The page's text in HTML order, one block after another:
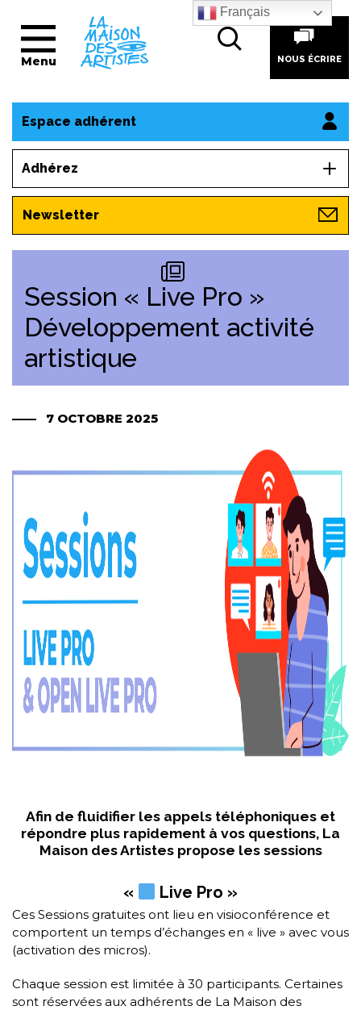
Menu NOUS ÉCRIRE
Espace adhérent
Adhérez
Newsletter
Session « Live Pro »
Développement activité
artistique
7 OCTOBRE 2025
Afin de fluidifier les appels téléphoniques et
répondre plus rapidement à vos questions, La
Maison des Artistes propose les sessions
« Live Pro »
Ces Sessions gratuites ont lieu en visioconférence et
comportent un temps d’échanges en « live » avec vous
(activation des micros).
Chaque session est limitée à 30 participants. Certaines
sont réservées aux adhérents de La Maison des
Français